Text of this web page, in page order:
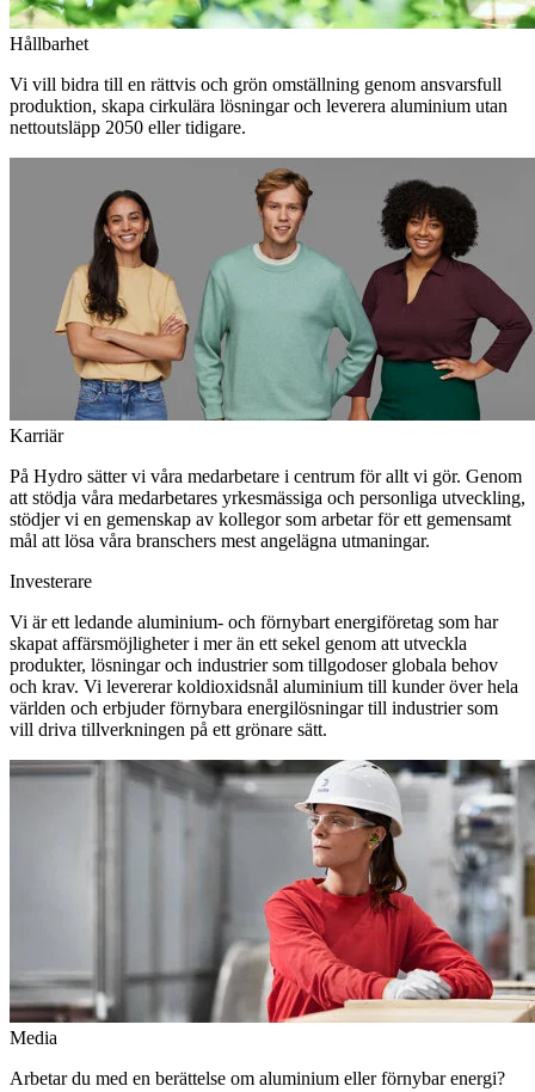
Hållbarhet
Vi vill bidra till en rättvis och grön omställning genom ansvarsfull
produktion, skapa cirkulära lösningar och leverera aluminium utan
nettoutsläpp 2050 eller tidigare.
Karriär
På Hydro sätter vi våra medarbetare i centrum för allt vi gör. Genom
att stödja våra medarbetares yrkesmässiga och personliga utveckling,
stödjer vi en gemenskap av kollegor som arbetar för ett gemensamt
mål att lösa våra branschers mest angelägna utmaningar.
Investerare
Vi är ett ledande aluminium- och förnybart energiföretag som har
skapat affärsmöjligheter i mer än ett sekel genom att utveckla
produkter, lösningar och industrier som tillgodoser globala behov
och krav. Vi levererar koldioxidsnål aluminium till kunder över hela
världen och erbjuder förnybara energilösningar till industrier som
vill driva tillverkningen på ett grönare sätt.
Media
Arbetar du med en berättelse om aluminium eller förnybar energi?